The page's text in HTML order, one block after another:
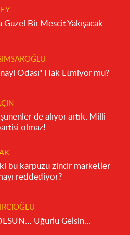
Güzel Bir Mescit Yakışacak
Odası" Hak Etmiyor mu?
de alıyor artık. Milli
olmaz!
bu karpuzu zincir marketler
reddediyor?
HAYIRLI OLSUN… Uğurlu Gelsin…